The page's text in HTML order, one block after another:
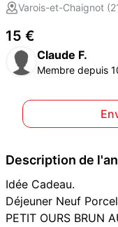
Varois-et-Chaignot
15 €
Claude F.
Membre depuis
Description de
Idée Cadeau.
Déjeuner Neuf
PETIT OURS BRUN